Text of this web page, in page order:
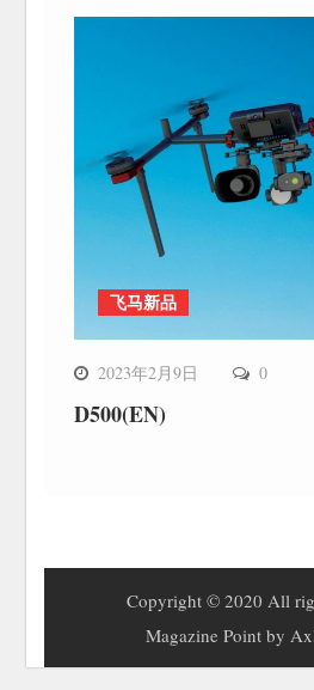
飞马新品
2023年2月9日 0
D500(EN)
Copyright © 2020 All
Magazine Point by